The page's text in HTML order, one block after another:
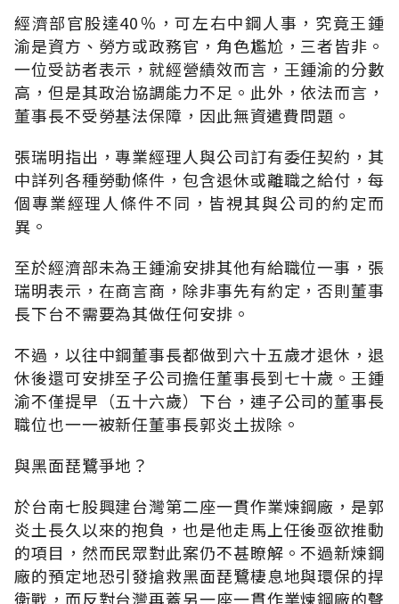
經濟部官股達40％，可左右中鋼人事，究竟王鍾
渝是資方、勞方或政務官，角色尷尬，三者皆非。
一位受訪者表示，就經營績效而言，王鍾渝的分數
高，但是其政治協調能力不足。此外，依法而言，
董事長不受勞基法保障，因此無資遣費問題。
張瑞明指出，專業經理人與公司訂有委任契約，其
中詳列各種勞動條件，包含退休或離職之給付，每
個專業經理人條件不同，皆視其與公司的約定而
異。
至於經濟部未為王鍾渝安排其他有給職位一事，張
瑞明表示，在商言商，除非事先有約定，否則董事
長下台不需要為其做任何安排。
不過，以往中鋼董事長都做到六十五歲才退休，退
休後還可安排至子公司擔任董事長到七十歲。王鍾
渝不僅提早（五十六歲）下台，連子公司的董事長
職位也一一被新任董事長郭炎土拔除。
與黑面琵鷺爭地？
於台南七股興建台灣第二座一貫作業煉鋼廠，是郭
炎土長久以來的抱負，也是他走馬上任後亟欲推動
的項目，然而民眾對此案仍不甚瞭解。不過新煉鋼
廠的預定地恐引發搶救黑面琵鷺棲息地與環保的捍
衛戰，而反對台灣再蓋另一座一貫作業煉鋼廠的聲